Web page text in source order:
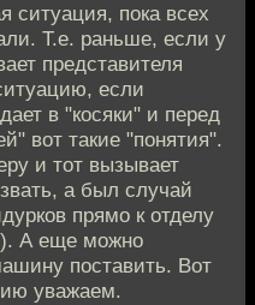
ситуация, пока всех
Т.е. раньше, если у
представителя
если
в "косяки" и перед
вот такие "понятия".
и тот вызывает
а был случай
прямо к отделу
А еще можно
поставить. Вот
уважаем.